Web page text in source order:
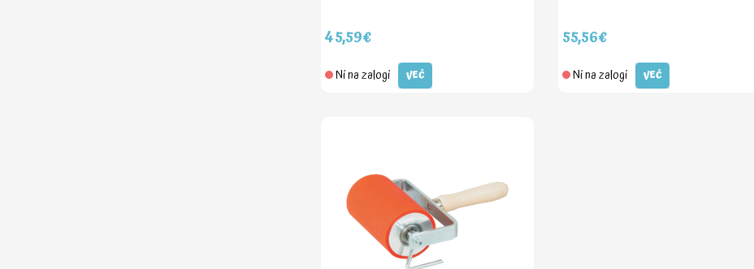
45,59€
Ni na zalogi VEČ
55,56€
Ni na zalogi VEČ